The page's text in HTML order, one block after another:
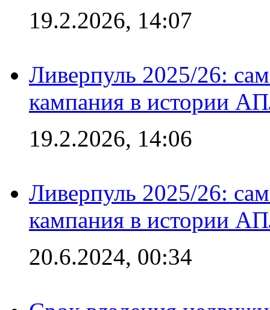
19.2.2026, 14:07
Ливерпуль 2025/26:
кампания в истории
19.2.2026, 14:06
Ливерпуль 2025/26:
кампания в истории
20.6.2024, 00:34